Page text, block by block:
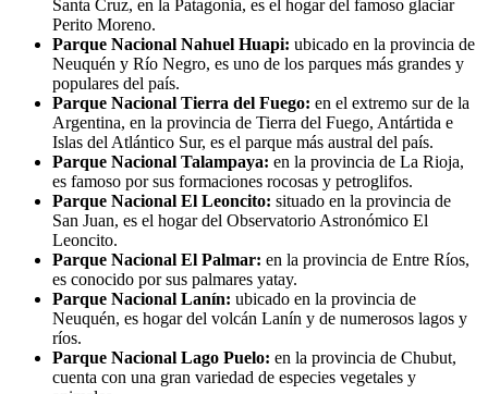
Santa Cruz, en la Patagonia, es el hogar del famoso glaciar
Perito Moreno.
Parque Nacional Nahuel Huapi: ubicado en la provincia de
Neuquén y Río Negro, es uno de los parques más grandes y
populares del país.
Parque Nacional Tierra del Fuego: en el extremo sur de la
Argentina, en la provincia de Tierra del Fuego, Antártida e
Islas del Atlántico Sur, es el parque más austral del país.
Parque Nacional Talampaya: en la provincia de La Rioja,
es famoso por sus formaciones rocosas y petroglifos.
Parque Nacional El Leoncito: situado en la provincia de
San Juan, es el hogar del Observatorio Astronómico El
Leoncito.
Parque Nacional El Palmar: en la provincia de Entre Ríos,
es conocido por sus palmares yatay.
Parque Nacional Lanín: ubicado en la provincia de
Neuquén, es hogar del volcán Lanín y de numerosos lagos y
ríos.
Parque Nacional Lago Puelo: en la provincia de Chubut,
cuenta con una gran variedad de especies vegetales y